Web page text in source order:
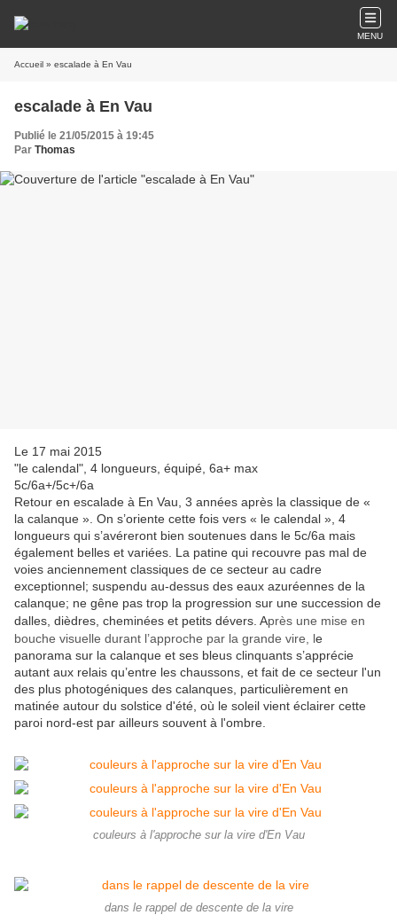
MENU
Accueil » escalade à En Vau
escalade à En Vau
Publié le 21/05/2015 à 19:45
Par Thomas
Le 17 mai 2015
"le calendal", 4 longueurs, équipé, 6a+ max
5c/6a+/5c+/6a
Retour en escalade à En Vau, 3 années après la classique de «
la calanque ». On s’oriente cette fois vers « le calendal », 4
longueurs qui s’avéreront bien soutenues dans le 5c/6a mais
également belles et variées. La patine qui recouvre pas mal de
voies anciennement classiques de ce secteur au cadre
exceptionnel; suspendu au-dessus des eaux azuréennes de la
calanque; ne gêne pas trop la progression sur une succession de
dalles, dièdres, cheminées et petits dévers. Après une mise en
bouche visuelle durant l’approche par la grande vire, le
panorama sur la calanque et ses bleus clinquants s’apprécie
autant aux relais qu’entre les chaussons, et fait de ce secteur l'un
des plus photogéniques des calanques, particulièrement en
matinée autour du solstice d'été, où le soleil vient éclairer cette
paroi nord-est par ailleurs souvent à l'ombre.
couleurs à l'approche sur la vire d'En Vau
dans le rappel de descente de la vire